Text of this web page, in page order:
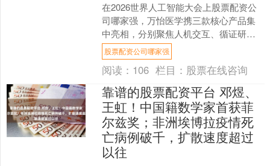
在2026世界人工智能大会上股票配资公
司哪家强，万怡医学携三款核心产品集
中亮相，分别聚焦人机交互、循证研究
与患者全生命周期管理三大场景，全面
展示其在医疗AI领域....
股票配资公司哪家强
阅读： 106 栏目： 股票在线咨询
靠谱的股票配资平台 邓煜、
王虹！中国籍数学家首获菲
尔兹奖；非洲埃博拉疫情死
亡病例破千，扩散速度超过
以往